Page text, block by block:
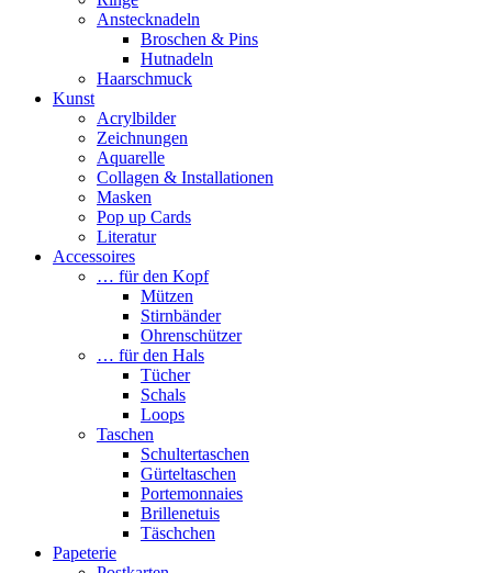
Anstecknadeln
Broschen & Pins
Hutnadeln
Haarschmuck
Kunst
Acrylbilder
Zeichnungen
Aquarelle
Collagen & Installationen
Masken
Pop up Cards
Literatur
Accessoires
… für den Kopf
Mützen
Stirnbänder
Ohrenschützer
… für den Hals
Tücher
Schals
Loops
Taschen
Schultertaschen
Gürteltaschen
Portemonnaies
Brillenetuis
Täschchen
Papeterie